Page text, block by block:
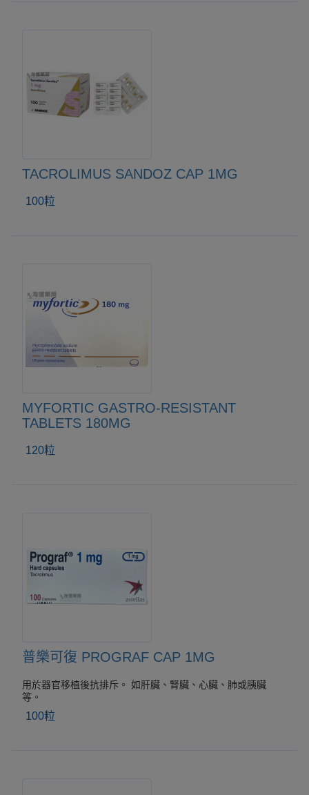
TACROLIMUS SANDOZ CAP 1MG
100粒
MYFORTIC GASTRO-RESISTANT
TABLETS 180MG
120粒
普樂可復 PROGRAF CAP 1MG
用於器官移植後抗排斥。 如肝臟、腎臟、心臟、肺或胰臟
等。
100粒